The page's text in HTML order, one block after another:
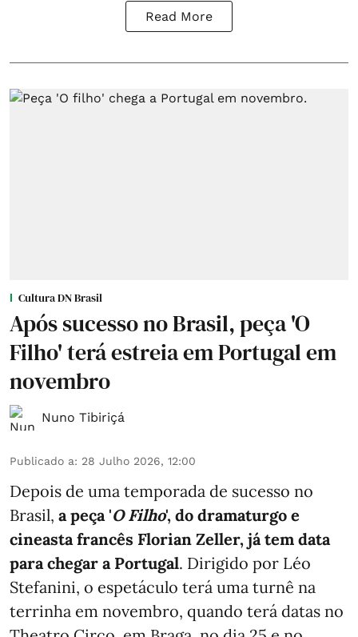
Read More
Cultura DN Brasil
Após sucesso no Brasil, peça 'O
Filho' terá estreia em Portugal em
novembro
Nuno Tibiriçá
Publicado a: 28 Julho 2026, 12:00
Depois de uma temporada de sucesso no
Brasil, a peça 'O Filho', do dramaturgo e
cineasta francês Florian Zeller, já tem data
para chegar a Portugal. Dirigido por Léo
Stefanini, o espetáculo terá uma turnê na
terrinha em novembro, quando terá datas no